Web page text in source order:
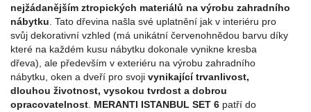
nejžádanějším ztropických materiálů na výrobu zahradního
nábytku . Tato dřevina našla své uplatnění jak v interiéru pro
svůj dekorativní vzhled (má unikátní červenohnědou barvu díky
které na každém kusu nábytku dokonale vynikne kresba
dřeva), ale především v exteriéru na výrobu zahradního
nábytku, oken a dveří pro svoji vynikajícítrvanlivost,
dlouhou životnost, vysokou tvrdost a dobrou
opracovatelnost MERANTI ISTANBUL SET 6 patří do